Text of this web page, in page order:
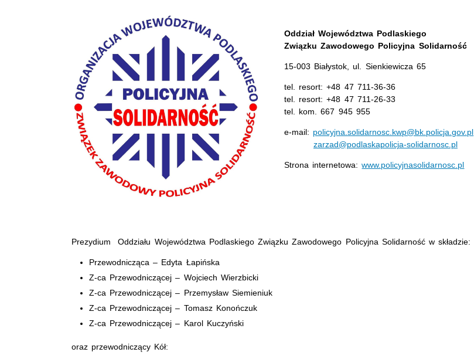
Oddział Województwa Podlaskiego
Związku Zawodowego Policyjna Solidarność
15-003 Białystok, ul. Sienkiewicza 65
tel. resort: +48 47 711-36-36
tel. resort: +48 47 711-26-33
tel. kom. 667 945 955
e-mail: policyjna.solidarnosc.kwp@bk.policja.gov.pl
zarzad@podlaskapolicja-solidarnosc.pl
Strona internetowa:www.policyjnasolidarnosc.pl
Prezydium Oddziału Województwa Podlaskiego Związku Zawodowego Policyjna Solidarność w składzie:
Przewodnicząca – Edyta Łapińska
Z-ca Przewodniczącej – Wojciech Wierzbicki
Z-ca Przewodniczącej – Przemysław Siemieniuk
Z-ca Przewodniczącej – Tomasz Konończuk
Z-ca Przewodniczącej – Karol Kuczyński
oraz przewodniczący Kół: